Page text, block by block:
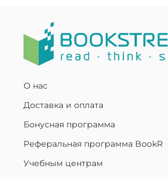
О нас
Доставка и оплата
Бонусная программа
Реферальная программа BookR
Учебным центрам